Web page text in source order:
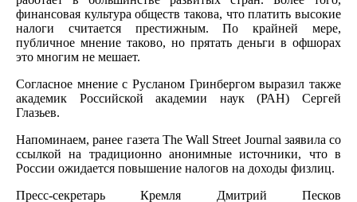
финансовая культура обществ такова, что платить высокие
налоги считается престижным. По крайней мере,
публичное мнение таково, но прятать деньги в офшорах
это многим не мешает.
Согласное мнение с Русланом Гринбергом выразил также
академик Российской академии наук (РАН) Сергей
Глазьев.
Напоминаем, ранее газета The Wall Street Journal заявила со
ссылкой на традиционно анонимные источники, что в
России ожидается повышение налогов на доходы физлиц.
Пресс-секретарь Кремля Дмитрий Песков